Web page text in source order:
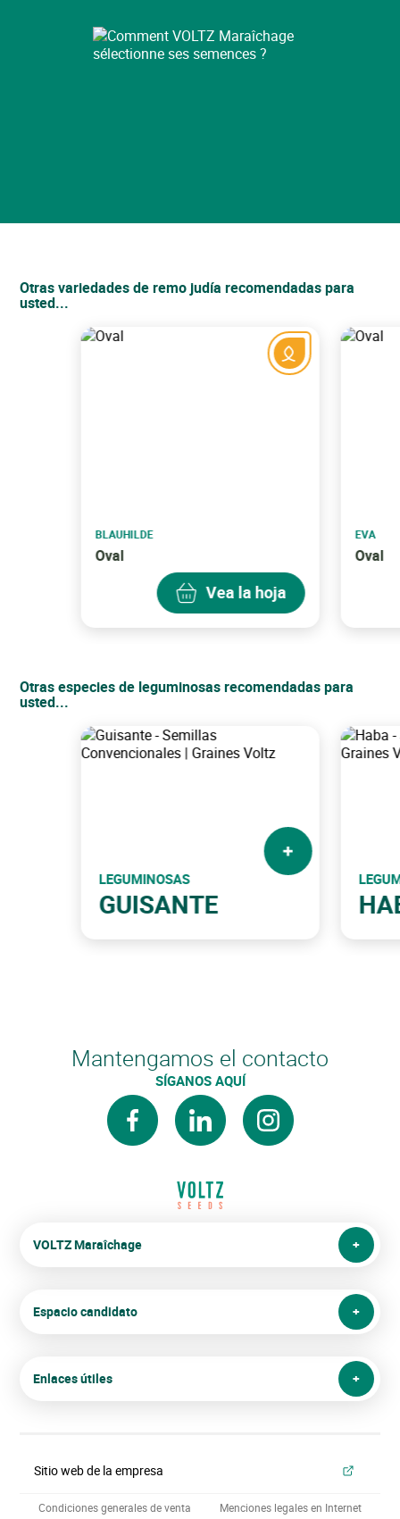
Otras variedades de remo judía recomendadas para
usted...
BLAUHILDE
Oval
Vea la hoja
EVA
Oval
Otras especies de leguminosas recomendadas para
usted...
LEGUMINOSAS
GUISANTE
Está interesado en nuestro producto.
¡No te olvides de mí!
Mantengamos el contacto
SÍGANOS AQUÍ
facebooklinkedin instagram
VOLTZ Maraîchage
Espacio candidato
Enlaces útiles
Sitio web de la empresa
Condiciones generales de venta Menciones legales en Internet